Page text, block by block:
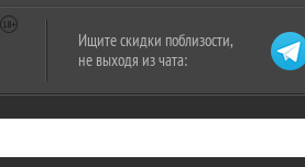
Ищите скидки поблизости,
не выходя из чата: